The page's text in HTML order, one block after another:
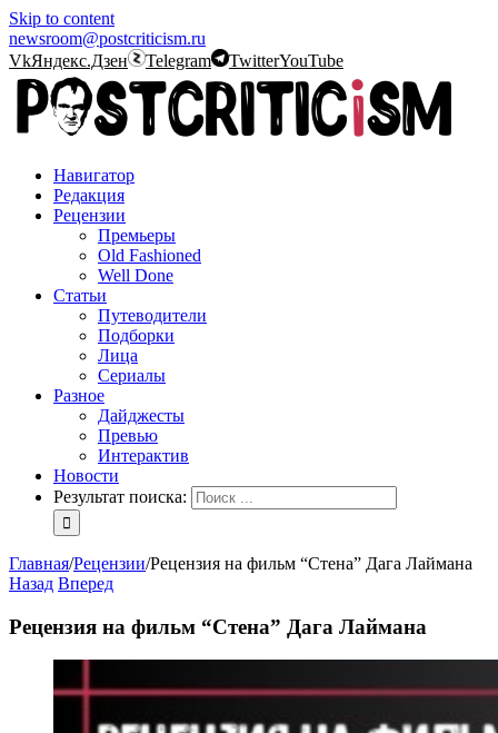
Skip to content
newsroom@postcriticism.ru
VkЯндекс.Дзен Telegram TwitterYouTube
Навигатор
Редакция
Рецензии
Премьеры
Old Fashioned
Well Done
Статьи
Путеводители
Подборки
Лица
Сериалы
Разное
Дайджесты
Превью
Интерактив
Новости
Результат поиска:
Главная/Рецензии/Рецензия на фильм “Стена” Дага Лаймана
Назад Вперед
Рецензия на фильм “Стена” Дага Лаймана